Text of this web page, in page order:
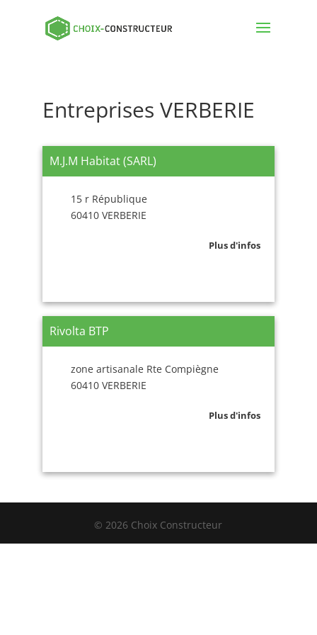
Entreprises VERBERIE
M.J.M Habitat (SARL)
15 r République
60410 VERBERIE
Plus d'infos
Rivolta BTP
zone artisanale Rte Compiègne
60410 VERBERIE
Plus d'infos
© 2026 Choix Constructeur